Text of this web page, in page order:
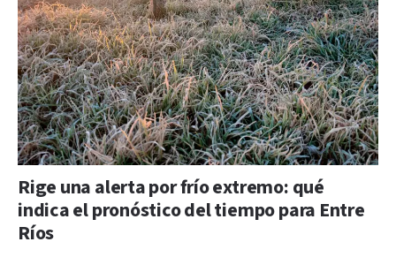
Rige una alerta por frío extremo: qué
indica el pronóstico del tiempo para Entre
Ríos